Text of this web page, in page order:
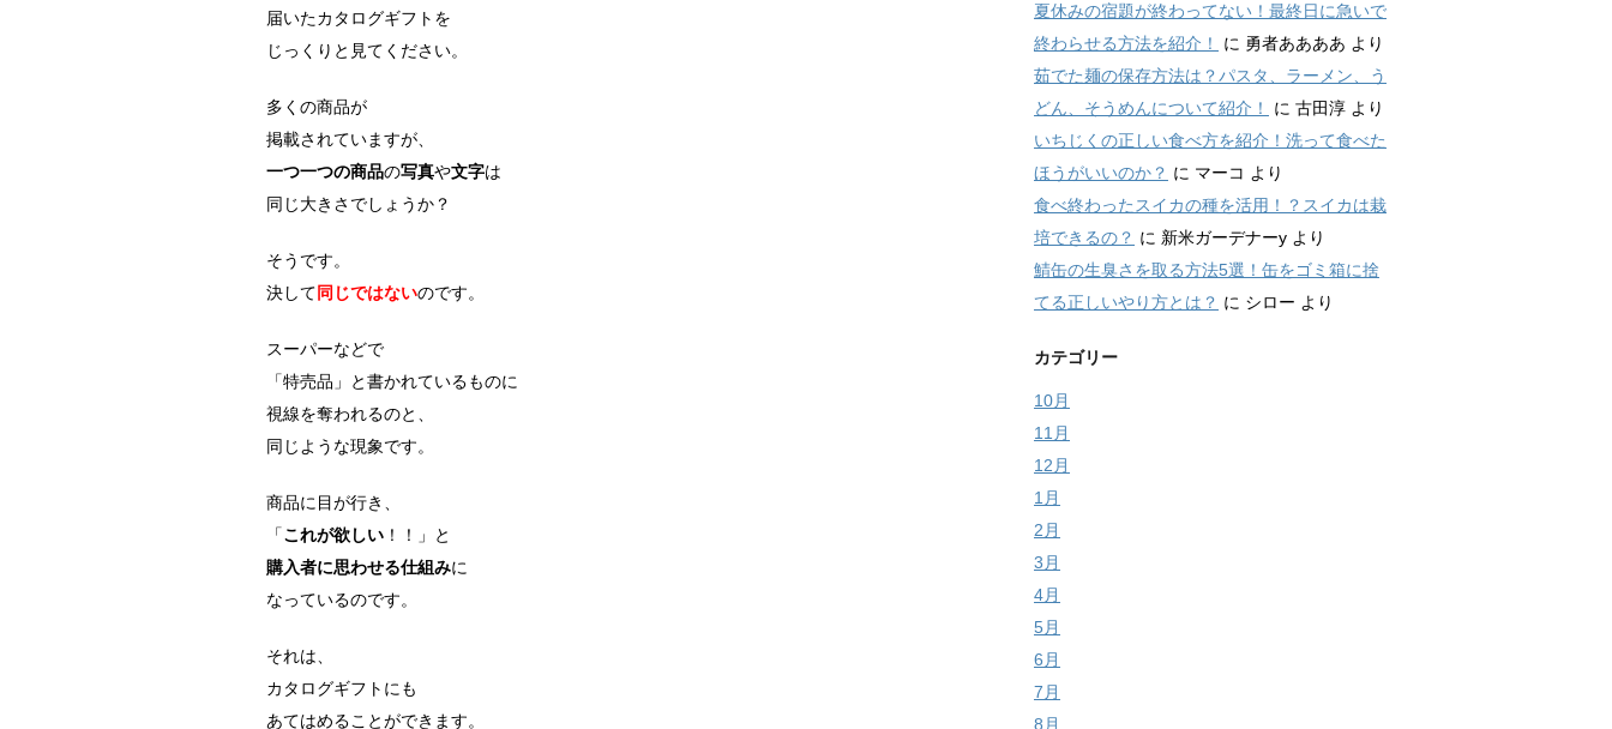
届いたカタログギフトを
じっくりと見てください。
多くの商品が
掲載されていますが、
一つ一つの商品の写真や文字は
同じ大きさでしょうか？
そうです。
決して同じではないのです。
スーパーなどで
「特売品」と書かれているものに
視線を奪われるのと、
同じような現象です。
商品に目が行き、
「これが欲しい ！！」と
購入者に思わせる仕組みに
なっているのです。
それは、
カタログギフトにも
あてはめることができます。
夏休みの宿題が終わってない！最終日に急いで
終わらせる方法を紹介！
に 勇者ああああ より
茹でた麺の保存方法は？パスタ、ラーメン、う
どん、そうめんについて紹介！
に 古田淳 より
いちじくの正しい食べ方を紹介！洗って食べた
ほうがいいのか？ に マーコ より
食べ終わったスイカの種を活用！？スイカは栽
培できるの？ に 新米ガーデナーy より
鯖缶の生臭さを取る方法5選！缶をゴミ箱に捨
てる正しいやり方とは？ に シロー より
カテゴリー
10月
11月
12月
1月
2月
3月
4月
5月
6月
7月
8月